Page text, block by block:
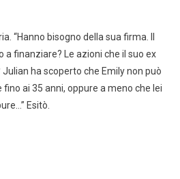
“Hanno bisogno della sua firma. Il
a finanziare? Le azioni che il suo ex
ha scoperto che Emily non può
ai 35 anni, oppure a meno che lei
Esitò.